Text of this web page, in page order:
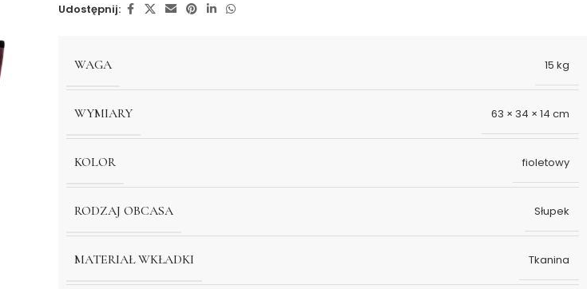
Udostępnij:
WAGA 15 kg
WYMIARY 63 × 34 × 14 cm
KOLOR fioletowy
RODZAJ OBCASA Słupek
MATERIAŁ WKŁADKI Tkanina